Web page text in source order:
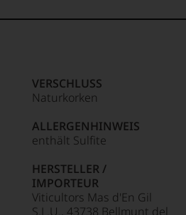
VERSCHLUSS
Naturkorken
ALLERGENHINWEIS
enthält Sulfite
HERSTELLER /
IMPORTEUR
Viticultors Mas d'En Gil
S.L.U., 43738 Bellmunt del